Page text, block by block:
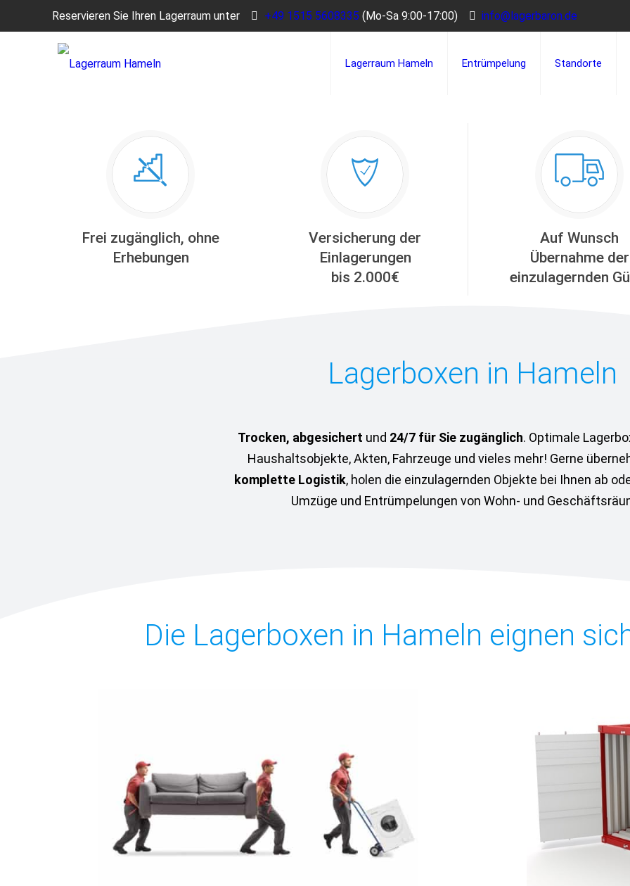
Reservieren Sie Ihren Lagerraum unter +49 1515 5608335 info@lagerbaron.de
Lagerraum Hameln Entrümpelung Standorte
Frei zugänglich, ohne
Erhebungen
Versicherung der
Einlagerungen
bis 2.000€
Auf Wunsch
Übernahme der
einzulagernden
Lagerboxen in Hameln
Trocken, abgesichert und 24/7 für Sie zugänglich. Optimale
Haushaltsobjekte, Akten, Fahrzeuge und vieles mehr! Gerne
komplette Logistik, holen die einzulagernden Objekte bei Ihnen ab
Umzüge und Entrümpelungen von Wohn- und
Die Lagerboxen in Hameln eignen